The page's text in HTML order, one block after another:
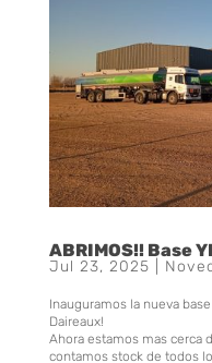
ABRIMOS!! Base
Jul 23, 2025
Inauguramos la nueva
Daireaux!
Ahora estamos mas cerca
contamos stock de todos